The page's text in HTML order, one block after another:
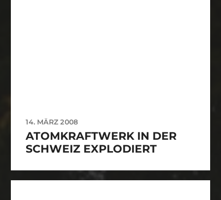
14. MÄRZ 2008
ATOMKRAFTWERK IN DER
SCHWEIZ EXPLODIERT